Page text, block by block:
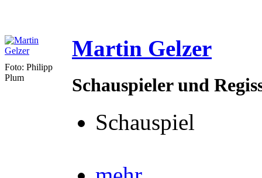
Foto: Philipp
Plum
Martin Gelzer
Schauspieler und
Schauspiel